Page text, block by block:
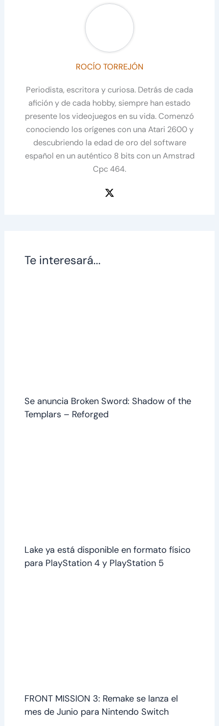
ROCÍO TORREJÓN
Periodista, escritora y curiosa. Detrás de cada
afición y de cada hobby, siempre han estado
presente los videojuegos en su vida. Comenzó
conociendo los orígenes con una Atari 2600 y
descubriendo la edad de oro del software
español en un auténtico 8 bits con un Amstrad
Cpc 464.
Te interesará...
Se anuncia Broken Sword: Shadow of the
Templars – Reforged
Lake ya está disponible en formato físico
para PlayStation 4 y PlayStation 5
FRONT MISSION 3: Remake se lanza el
mes de Junio para Nintendo Switch